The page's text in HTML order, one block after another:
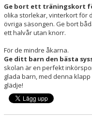
Ge bort ett träningskort
olika storlekar, vinterkort för
övriga säsongen. Ge bort
ett halvår utan knorr.
För de mindre åkarna.
Ge ditt barn den bästa
skolan är en perfekt
glada barn, med denna
glädje!